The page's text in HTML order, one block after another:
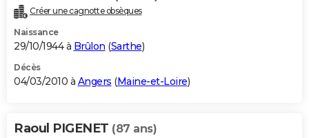
Créer une cagnotte obsèques
Naissance
29/10/1944 à Brûlon (Sarthe)
Décès
04/03/2010 à Angers (Maine-et-Loire)
Raoul PIGENET (87 ans)